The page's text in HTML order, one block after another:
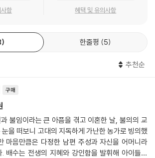
항 혜택 및 유의사항
한줄평 5
추천순
구매
불임이라는 큰 아픔을 겪고 이혼한 날, 불의의 교
을 떠보니 고대의 지독하게 가난한 농가로 빙의했
마음만큼은 다정한 남편 주성과 자신을 어머니라
배수는 전생의 지혜와 강인함을 발휘해 아이들의